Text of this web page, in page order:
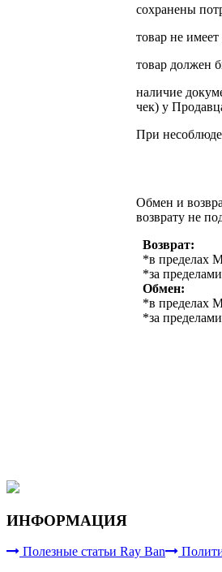
сохранены
товар не
товар должен
наличие
чек) у
При
Обмен и
возврату не
Возврат:
*в пределах
*за
Обмен:
*в пределах
*за
ИНФОРМАЦИЯ
Полезные статьи Ray Ban